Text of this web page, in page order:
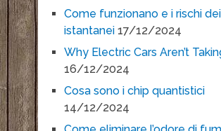
Come funzionano e i rischi
istantanei 17/12/2024
Why Electric Cars Aren’t
16/12/2024
Cosa sono i chip quantistici
14/12/2024